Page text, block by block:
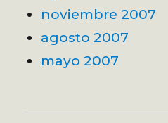
noviembre 2007
agosto 2007
mayo 2007